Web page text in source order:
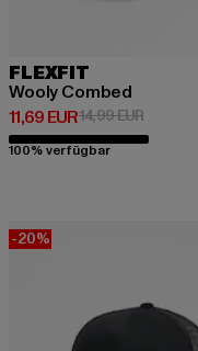
FLEXFIT
Wooly Combed
11,69 EUR
Derzeitiger Preis: 11,69
14,99 EUR
100% verfügbar
-20%